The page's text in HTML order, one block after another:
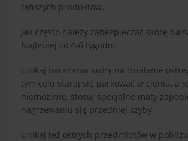
tańszych produktów.
Jak często należy zabezpieczać skórę
Najlepiej co 4-6 tygodni.
Unikaj narażania skóry na działanie
tym celu staraj się parkować w cieniu, a
niemożliwe, stosuj specjalne maty
nagrzewaniu się przedniej szyby.
Unikaj też ostrych przedmiotów w